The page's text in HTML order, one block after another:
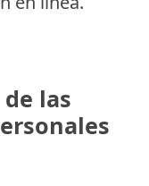
las